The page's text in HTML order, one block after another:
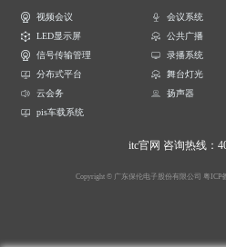
视频会议 会议系统
LED显示屏
公共广播
信号传输管理
录播系统
分布式平台
舞台灯光
云会务
扬声器
pis车载系统
itc官网 咨询热线：
Copyright © 广东保伦电子股份有限公司 粤ICP